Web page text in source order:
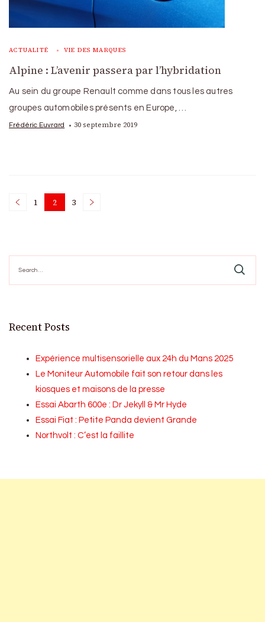
ACTUALITÉ VIE DES MARQUES
Alpine : L’avenir passera par l’hybridation
Au sein du groupe Renault comme dans tous les autres
groupes automobiles présents en Europe, …
Frédéric Euvrard 30 septembre 2019
Posts
Page
1 Page
2 Page
3
for:
Recent Posts
Expérience multisensorielle aux 24h du Mans 2025
Le Moniteur Automobile fait son retour dans les
kiosques et maisons de la presse
Essai Abarth 600e : Dr Jekyll & Mr Hyde
Essai Fiat : Petite Panda devient Grande
Northvolt : C’est la faillite